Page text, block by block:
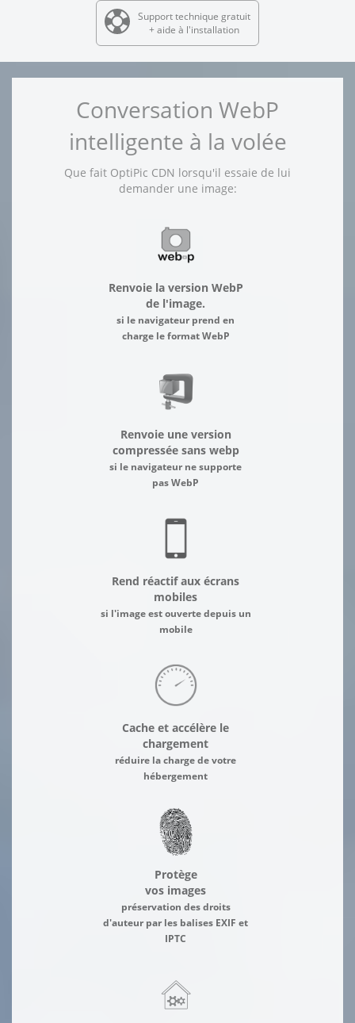
Support technique gratuit
+ aide à l'installation
Conversation WebP
intelligente à la volée
Que fait OptiPic CDN lorsqu'il essaie de lui
demander une image:
Renvoie la version WebP
de l'image.
si le navigateur prend en
charge le format WebP
Renvoie une version
compressée sans webp
si le navigateur ne supporte
pas WebP
Rend réactif aux écrans
mobiles
si l'image est ouverte depuis un
mobile
Cache et accélère le
chargement
réduire la charge de votre
hébergement
Protège
vos images
préservation des droits
d'auteur par les balises EXIF et
IPTC